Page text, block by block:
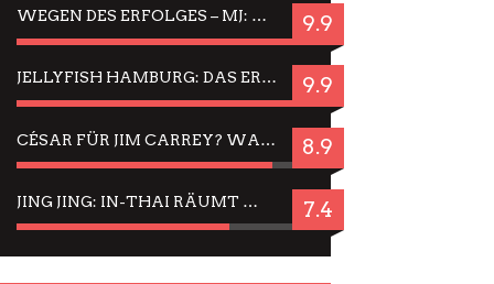
WEGEN DES ERFOLGES – MJ: MICHAEL JACKSON MUSICAL IN EINER MATINEE SEHEN 9.9
JELLYFISH HAMBURG: DAS ERFOLGREICHE SOMMER-MENÜ 2025 IN GEFÜHLEN UND BILDERN 9.9
CÉSAR FÜR JIM CARREY? WARUM DAS EINER DER NERVIGSTEN ACTORS IST UND BLEIBT 8.9
JING JING: IN-THAI RÄUMT WIEDER TITEL AB – EIN ZWEI-STUNDEN-ERLEBNISBERICHT 7.4